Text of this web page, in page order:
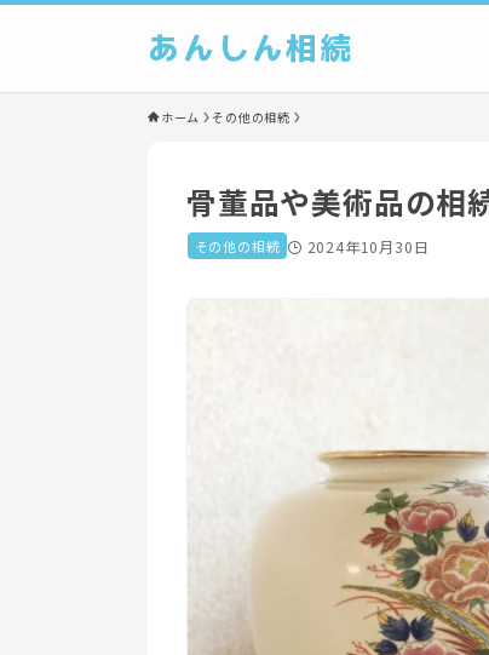
あんしん相続
ホーム その他の相続
骨董品や美術品の相
その他の相続 2024年10月30日